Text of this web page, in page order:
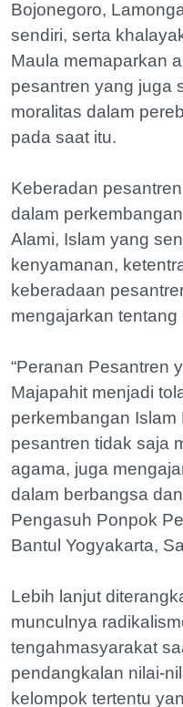
Bojonegoro,
sendiri, serta
Maula memaparkan
pesantren yang juga
moralitas dalam
pada saat itu.
Keberadan
dalam
Alami, Islam yang
kenyamanan,
keberadaan
mengajarkan
“Peranan Pesantren
Majapahit menjadi
perkembangan Islam
pesantren tidak saja
agama, juga
dalam berbangsa
Pengasuh Ponpok
Bantul Yogyakarta,
Lebih lanjut
munculnya
tengahmasyarakat
pendangkalan nilai-
kelompok tertentu